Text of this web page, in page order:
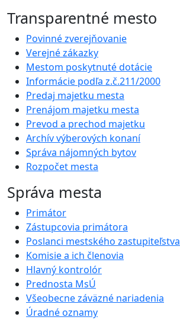
Transparentné mesto
Povinné zverejňovanie
Verejné zákazky
Mestom poskytnuté dotácie
Informácie podľa z.č.211/2000
Predaj majetku mesta
Prenájom majetku mesta
Prevod a prechod majetku
Archív výberových konaní
Správa nájomných bytov
Rozpočet mesta
Správa mesta
Primátor
Zástupcovia primátora
Poslanci mestského zastupiteľstva
Komisie a ich členovia
Hlavný kontrolór
Prednosta MsÚ
Všeobecne záväzné nariadenia
Úradné oznamy